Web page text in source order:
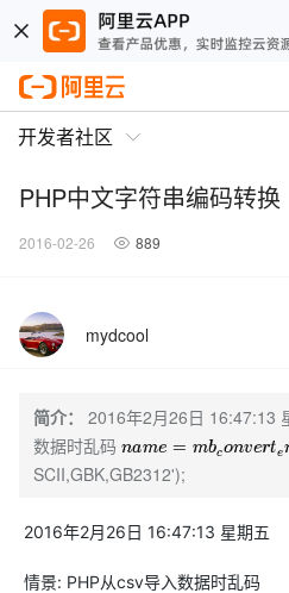
开发者社区
PHP中文字符串编码转换
2016-02-26 889
mydcool
简介：
2016年2月26日 16:47:13
数据时乱码 name=m bconvertenco
SCII,GBK,GB2312');
2016年2月26日 16:47:13 星期五
情景: PHP从csv导入数据时乱码